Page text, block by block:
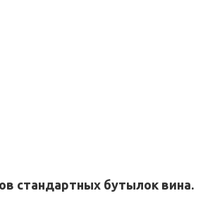
стандартных бутылок вина.